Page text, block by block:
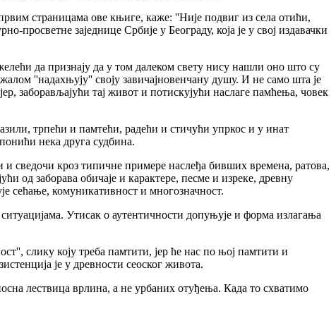
страницама ове књиге, каже: ''Није подвиг из села отићи,
заједнице Србије у Београду, која је у свој издавачки
да признају да у том далеком свету нису нашли оно што су
''надахњују'' своју завичајновенчану душу. И не само шта је
заборављајући тај живот и потискујући наслаге памћења, човек
трпећи и памтећи, радећи и стичући упркос и у инат
нека друга судбина.
кроз типичне примере наслеђа бивших времена, ратова,
од заборава обичаје и карактере, песме и изреке, древну
сећање, комуникативност и многозначност.
Утисак о аутентичности допуњује и форма излагања
слику коју треба памтити, јер ће нас по њој памтити и
је у древности сеоског живота.
лествица врлина, а не урбаних отуђења. Када то схватимо